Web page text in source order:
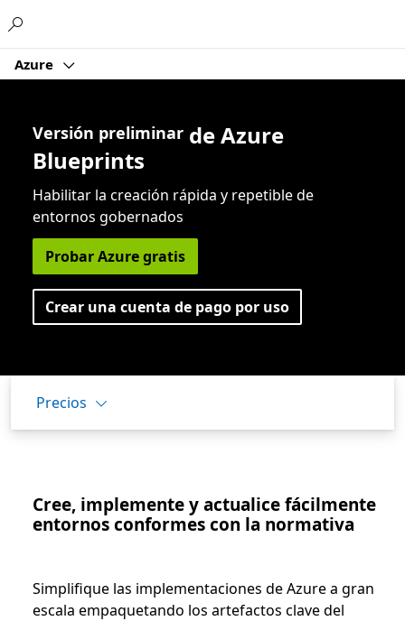
Azure
Versión preliminar de Azure
Blueprints
Habilitar la creación rápida y repetible de
entornos gobernados
Probar Azure gratis
Crear una cuenta de pago por uso
Precios
Cree, implemente y actualice fácilmente
entornos conformes con la normativa
Simplifique las implementaciones de Azure a gran
escala empaquetando los artefactos clave del